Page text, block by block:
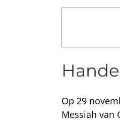
Op 29
Messiah van